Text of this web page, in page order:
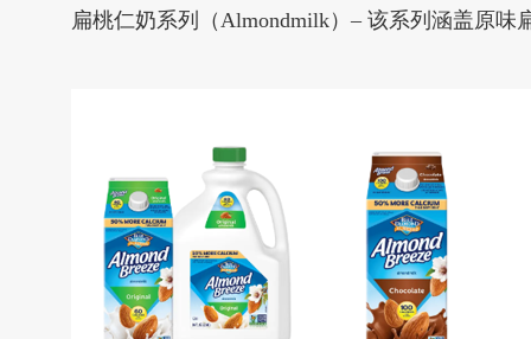
扁桃仁奶系列（Almondmilk）– 该系列涵盖原